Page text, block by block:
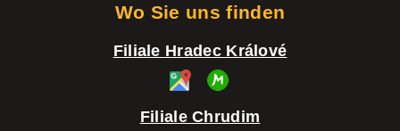
Wo Sie uns finden
Filiale Hradec Králové
Filiale Chrudim